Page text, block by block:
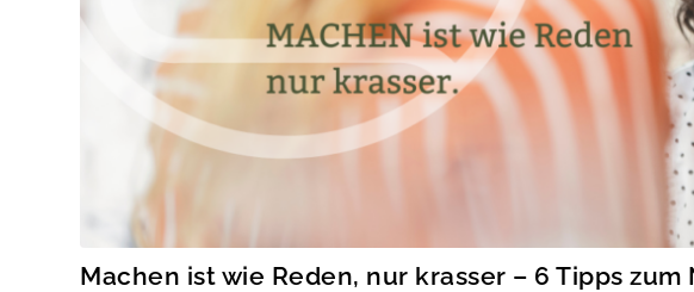
Machen ist wie Reden, nur krasser – 6 Tipps zum